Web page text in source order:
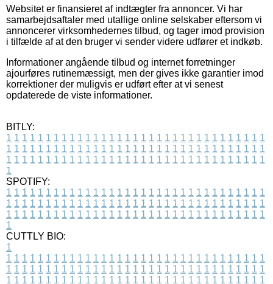
Websitet er finansieret af indtægter fra annoncer. Vi har
samarbejdsaftaler med utallige online selskaber eftersom vi
annoncerer virksomhedernes tilbud, og tager imod provision
i tilfælde af at den bruger vi sender videre udfører et indkøb.
Informationer angående tilbud og internet forretninger
ajourføres rutinemæssigt, men der gives ikke garantier imod
korrektioner der muligvis er udført efter at vi senest
opdaterede de viste informationer.
BITLY:
1 1 1 1 1 1 1 1 1 1 1 1 1 1 1 1 1 1 1 1 1 1 1 1 1 1 1 1 1 1 1 1 1
1 1 1 1 1 1 1 1 1 1 1 1 1 1 1 1 1 1 1 1 1 1 1 1 1 1 1 1 1 1 1 1 1
1 1 1 1 1 1 1 1 1 1 1 1 1 1 1 1 1 1 1 1 1 1 1 1 1 1 1 1 1 1 1 1 1
1
SPOTIFY:
1 1 1 1 1 1 1 1 1 1 1 1 1 1 1 1 1 1 1 1 1 1 1 1 1 1 1 1 1 1 1 1 1
1 1 1 1 1 1 1 1 1 1 1 1 1 1 1 1 1 1 1 1 1 1 1 1 1 1 1 1 1 1 1 1 1
1 1 1 1 1 1 1 1 1 1 1 1 1 1 1 1 1 1 1 1 1 1 1 1 1 1 1 1 1 1 1 1 1
1
CUTTLY BIO:
1
1 1 1 1 1 1 1 1 1 1 1 1 1 1 1 1 1 1 1 1 1 1 1 1 1 1 1 1 1 1 1 1 1
1 1 1 1 1 1 1 1 1 1 1 1 1 1 1 1 1 1 1 1 1 1 1 1 1 1 1 1 1 1 1 1 1
1 1 1 1 1 1 1 1 1 1 1 1 1 1 1 1 1 1 1 1 1 1 1 1 1 1 1 1 1 1 1 1 1